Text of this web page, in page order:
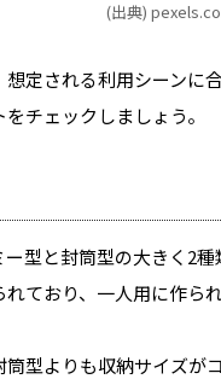
(出典)
定される利用シーンに
チェックしましょう。
型と封筒型の大きく2
ており、一人用に作られ
型よりも収納サイズが